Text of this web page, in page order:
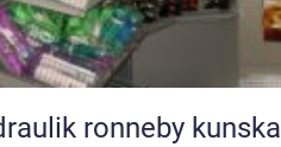
ronneby kunskap, service och rätt